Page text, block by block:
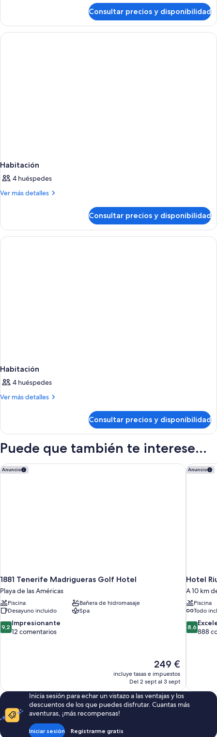
Consultar precios y disponibilidad
Habitación
4 huéspedes
Ver más detalles
Más
Consultar precios y disponibilidad
Habitación
4 huéspedes
Ver más detalles
Más
Consultar precios y disponibilidad
Puede que también te interese...
Anuncio
1881 Tenerife Madrigueras Golf Hotel
Playa de las Américas
Piscina
Bañera de hidromasaje
Desayuno incluido
Spa
9.2
sobre
9,2 Impresionante
12 comentarios
El
precio
actual
de
249 €
249 €
incluye tasas e impuestos
Del 2 sept al 3 sept
1881 Tenerife Madrigueras Golf Hotel Anuncio
Hotel
A 10 km
Piscina
Todo
8.6
sobre
8,6
888
Hotel
Inicia sesión para echar un vistazo a las ventajas y los
descuentos de los que puedes disfrutar. Cuantas más
aventuras, ¡más recompensas!
Iniciar sesión Registrarme gratis